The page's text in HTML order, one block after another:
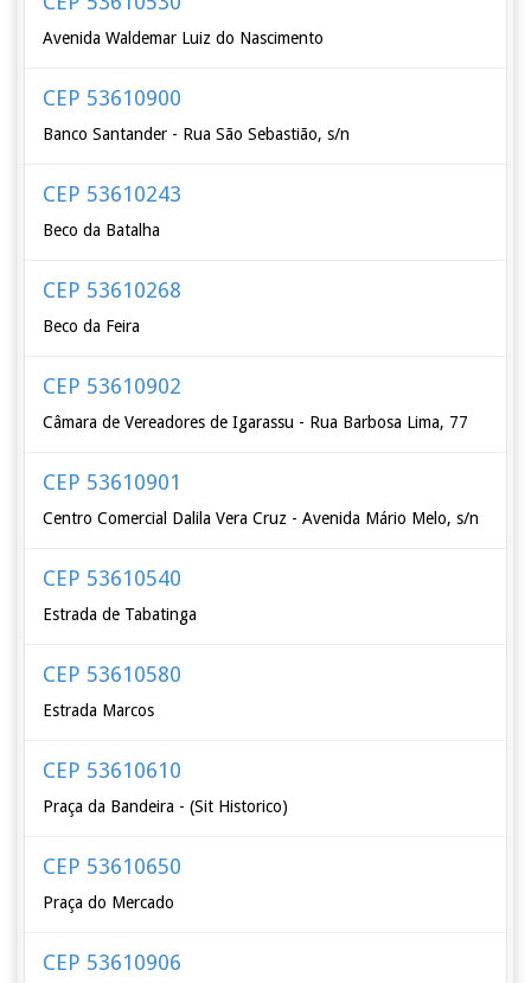
Avenida Waldemar Luiz do Nascimento
CEP 53610900
Banco Santander - Rua São Sebastião, s/n
CEP 53610243
Beco da Batalha
CEP 53610268
Beco da Feira
CEP 53610902
Câmara de Vereadores de Igarassu - Rua Barbosa Lima, 77
CEP 53610901
Centro Comercial Dalila Vera Cruz - Avenida Mário Melo, s/n
CEP 53610540
Estrada de Tabatinga
CEP 53610580
Estrada Marcos
CEP 53610610
Praça da Bandeira - (Sit Historico)
CEP 53610650
Praça do Mercado
CEP 53610906